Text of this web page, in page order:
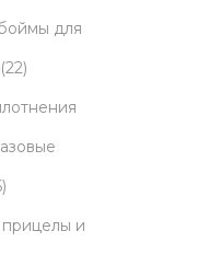
d
u
c
t
o
u
s
2
p
r
o
u
для
222
2
p
o
8
6
и